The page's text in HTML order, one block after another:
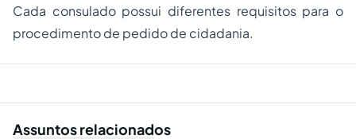
Cada consulado possui diferentes requisitos para o
procedimento de pedido de cidadania.
Assuntos relacionados